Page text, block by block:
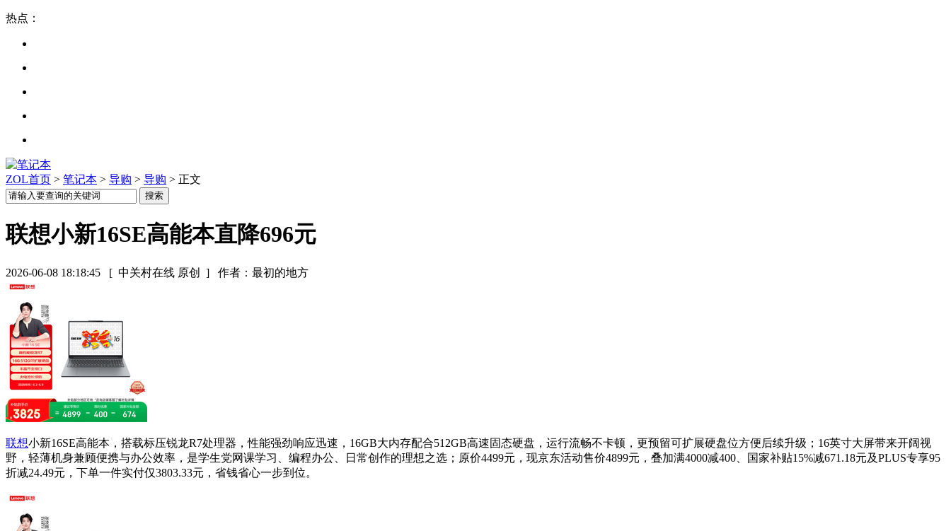
热点：
ZOL首页 > 笔记本 > 导购 > 导购 > 正文
联想小新16SE高能本直降696元
2026-06-08 18:18:45 [ 中关村在线 原创 ] 作者：最初的地方
联想小新16SE高能本，搭载标压锐龙R7处理器，性能强劲响应迅速，16GB大内存配合512GB高速固态硬盘，运行流畅不卡顿，更预留可扩展硬盘位方便后续升级；16英寸大屏带来开阔视
野，轻薄机身兼顾便携与办公效率，是学生党网课学习、编程办公、日常创作的理想之选；原价4499元，现京东活动售价4899元，叠加满4000减400、国家补贴15%减671.18元及PLUS专享95
折减24.49元，下单一件实付仅3803.33元，省钱省心一步到位。